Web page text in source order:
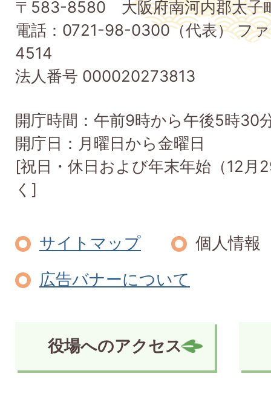
町
Taishi
Town
〒583-8580 大阪府南河内郡太子
電話：0721-98-0300（代表） フ
4514
法人番号 000020273813
開庁時間：午前9時から午後5時30
開庁日：月曜日から金曜日
[祝日・休日および年末年始（12月
く]
サイトマップ
個人情報
広告バナーについて
役場へのアクセス